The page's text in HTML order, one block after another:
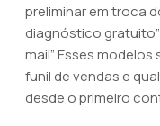
preliminar em troca
diagnóstico
mail”. Esses
funil de vendas e
desde o primeiro